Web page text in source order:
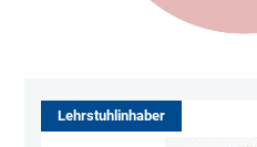
Lehrstuhlinhaber